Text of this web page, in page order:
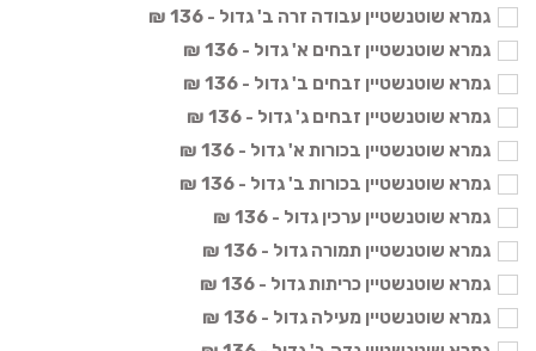
גמרא שוטנשטיין עבודה זרה ב' גדול - 136 ₪
גמרא שוטנשטיין זבחים א' גדול - 136 ₪
גמרא שוטנשטיין זבחים ב' גדול - 136 ₪
גמרא שוטנשטיין זבחים ג' גדול - 136 ₪
גמרא שוטנשטיין בכורות א' גדול - 136 ₪
גמרא שוטנשטיין בכורות ב' גדול - 136 ₪
גמרא שוטנשטיין ערכין גדול - 136 ₪
גמרא שוטנשטיין תמורה גדול - 136 ₪
גמרא שוטנשטיין כריתות גדול - 136 ₪
גמרא שוטנשטיין מעילה גדול - 136 ₪